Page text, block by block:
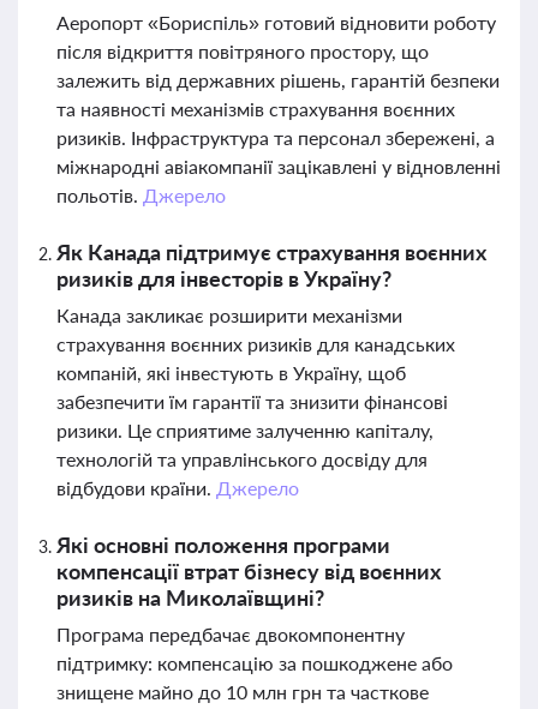
Аеропорт «Бориспіль» готовий відновити роботу
після відкриття повітряного простору, що
залежить від державних рішень, гарантій безпеки
та наявності механізмів страхування воєнних
ризиків. Інфраструктура та персонал збережені, а
міжнародні авіакомпанії зацікавлені у відновленні
польотів. Джерело
Як Канада підтримує страхування воєнних
ризиків для інвесторів в Україну?
Канада закликає розширити механізми
страхування воєнних ризиків для канадських
компаній, які інвестують в Україну, щоб
забезпечити їм гарантії та знизити фінансові
ризики. Це сприятиме залученню капіталу,
технологій та управлінського досвіду для
відбудови країни. Джерело
Які основні положення програми
компенсації втрат бізнесу від воєнних
ризиків на Миколаївщині?
Програма передбачає двокомпонентну
підтримку: компенсацію за пошкоджене або
знищене майно до 10 млн грн та часткове